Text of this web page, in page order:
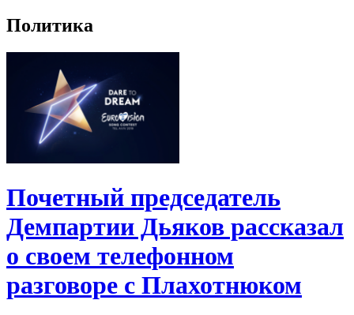
Политика
Почетный председатель
Демпартии Дьяков рассказал
о своем телефонном
разговоре с Плахотнюком